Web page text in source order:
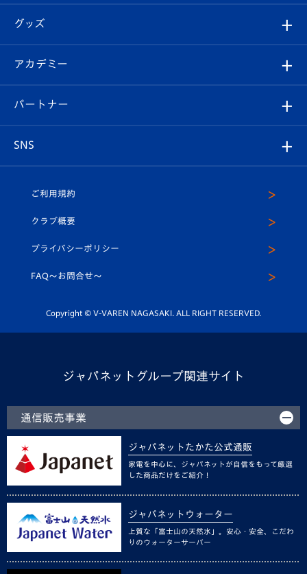
チケット
イベント
メディア
ホームタウン
スタッフプロフィール
マスコット紹介
平和祈念活動
ホームタウン活動
はじめての観戦ガイド
Revive Team
ヴィヴィくんの長崎おもてなしガイド
フォトギャラリー
スタジアムグルメ
チケット
V-LOVERS（ファンクラブ）
プレイヤーズスイート
グッズ
オンラインショップ
店舗情報
アカデミー
育成からのお知らせ
U-18
スクール
パートナー
SNS
ヴィヴィくんインスタグラム
公式LINE＠
ご利用規約
クラブ概要
プライバシーポリシー
FAQ〜お問合せ〜
Copyright © V-VAREN NAGASAKI. ALL RIGHT RESERVED.
ジャパネットグループ関連サイト
通信販売事業
ジャパネットたかた公式通販
家電を中心に、ジャパネットが自信をもって厳選
した商品だけをご紹介！
ジャパネットウォーター
上質な「富士山の天然水」。安心・安全、こだわ
りのウォーターサーバー